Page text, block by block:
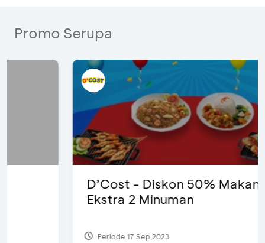
Promo Serupa
D’Cost - Diskon 50% Makanan &
Ekstra 2 Minuman
Periode 17 Sep 2023